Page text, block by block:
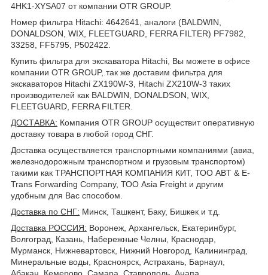
4HK1-XYSA07 от компании OTR GROUP.
Номер фильтра Hitachi: 4642641, аналоги (BALDWIN,
DONALDSON, WIX, FLEETGUARD, FERRA FILTER) PF7982,
33258, FF5795, P502422.
Купить фильтра для экскаватора Hitachi, Вы можете в офисе
компании OTR GROUP, так же доставим фильтра для
экскаваторов Hitachi ZX190W-3, Hitachi ZX210W-3 таких
производителей как BALDWIN, DONALDSON, WIX,
FLEETGUARD, FERRA FILTER.
ДОСТАВКА: Компания OTR GROUP осуществит оперативную
доставку товара в любой город СНГ.
Доставка осуществляется транспортными компаниями (авиа,
железнодорожным транспортном и грузовым транспортом)
такими как ТРАНСПОРТНАЯ КОМПАНИЯ КИТ, ТОО ABT & E-
Trans Forwarding Company, ТОО Asia Freight и другим
удобным для Вас способом.
Доставка по СНГ: Минск, Ташкент, Баку, Бишкек и т.д.
Доставка РОССИЯ: Воронеж, Архангельск, Екатеринбург,
Волгоград, Казань, Набережные Челны, Краснодар,
Мурманск, Нижневартовск, Нижний Новгород, Калининград,
Минеральные воды, Красноярск, Астрахань, Барнаул,
Абакан, Кемерово, Самара, Ставрополь, Анапа,